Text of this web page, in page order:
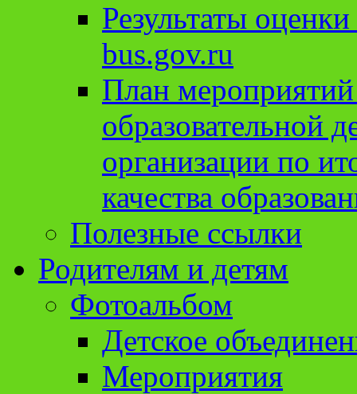
Результаты
bus.gov.ru
План
образовательной
организации по
качества
Полезные ссылки
Родителям и детям
Фотоальбом
Детское
Мероприятия